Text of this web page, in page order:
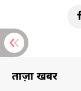
ताज़ा खबरें